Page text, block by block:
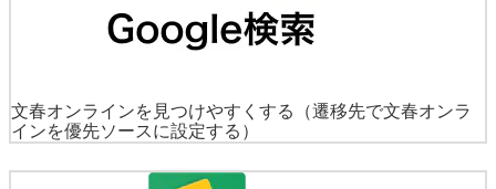
文春オンラインを見つけやすくする
（遷移先で文春オンラ
インを優先ソースに設定する）